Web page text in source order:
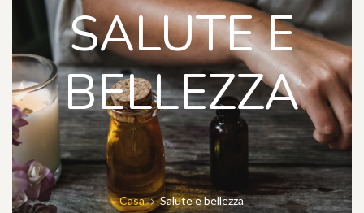
SALUTE E
BELLEZZA
Casa Salute e bellezza